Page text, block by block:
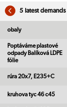
5 latest demands
obaly
Poptáváme plastové
odpady Balíková LDPE
fólie
rúra 20x7, E235+C
kruhova tyc 46 c45